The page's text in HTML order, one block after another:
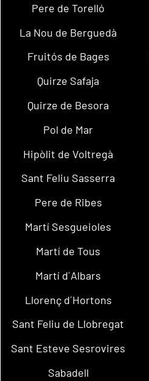
Pere de Torelló
La Nou de Berguedà
Fruitós de Bages
Quirze Safaja
Quirze de Besora
Pol de Mar
Hipòlit de Voltregà
Sant Feliu Sasserra
Pere de Ribes
Martí Sesgueioles
Martí de Tous
Martí d´Albars
Llorenç d´Hortons
Sant Feliu de Llobregat
Sant Esteve Sesrovires
Sabadell